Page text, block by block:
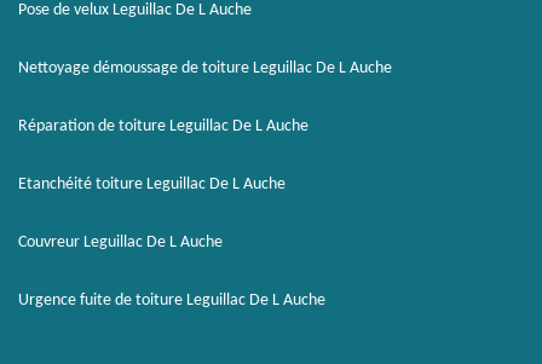
Pose de velux Leguillac De L Auche
Nettoyage démoussage de toiture Leguillac De L Auche
Réparation de toiture Leguillac De L Auche
Etanchéité toiture Leguillac De L Auche
Couvreur Leguillac De L Auche
Urgence fuite de toiture Leguillac De L Auche